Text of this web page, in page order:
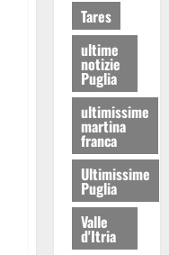
Tares
ultime
notizie
Puglia
ultimissime
martina
franca
Ultimissime
Puglia
Valle
d'Itria